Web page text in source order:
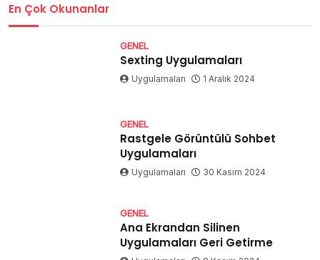
En Çok Okunanlar
GENEL
Sexting Uygulamaları
Uygulamaları 1 Aralık 2024
GENEL
Rastgele Görüntülü Sohbet
Uygulamaları
Uygulamaları 30 Kasım 2024
GENEL
Ana Ekrandan Silinen
Uygulamaları Geri Getirme